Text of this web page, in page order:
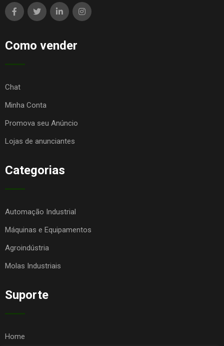
Como vender
Chat
Minha Conta
Promova seu Anúncio
Lojas de anunciantes
Categorias
Automação Industrial
Máquinas e Equipamentos
Agroindústria
Molas Industriais
Suporte
Home